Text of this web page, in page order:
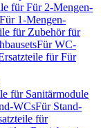
für Für 2-Mengen-
1-Mengen-
für Zubehör für
Für WC-
für Für
für Sanitärmodule
WCsFür Stand-
für